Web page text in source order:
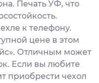
Печать УФ, что
к телефону.
цене в этом
Отличным может
Если вы любите
приобрести чехол